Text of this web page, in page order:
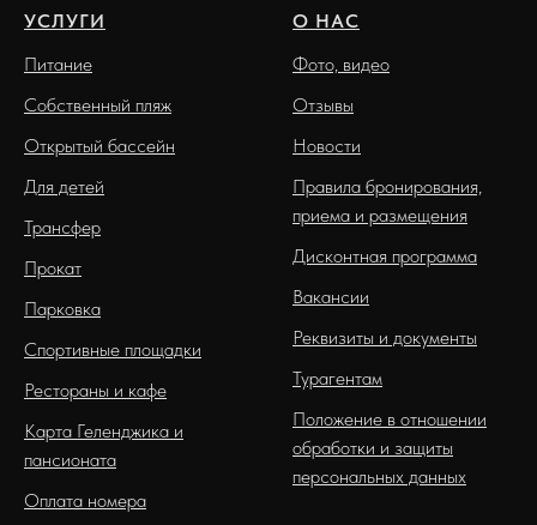
УСЛУГИ
Питание
Собственный пляж
Открытый бассейн
Для детей
Трансфер
Прокат
Парковка
Спортивные площадки
Рестораны и кафе
Карта Геленджика и
пансионата
Оплата номера
О НАС
Фото, видео
Отзывы
Новости
Правила бронирования,
приема и размещения
Дисконтная программа
Вакансии
Реквизиты и документы
Турагентам
Положение в отношении
обработки и защиты
персональных данных